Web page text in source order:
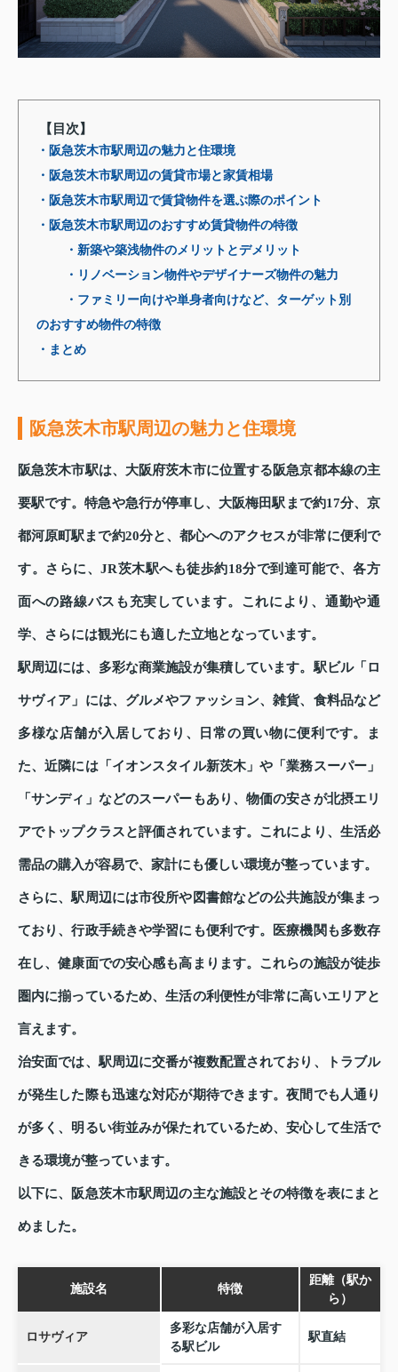
【目次】
・阪急茨木市駅周辺の魅力と住環境
・阪急茨木市駅周辺の賃貸市場と家賃相場
・阪急茨木市駅周辺で賃貸物件を選ぶ際のポイント
・阪急茨木市駅周辺のおすすめ賃貸物件の特徴
・新築や築浅物件のメリットとデメリット
・リノベーション物件やデザイナーズ物件の魅力
・ファミリー向けや単身者向けなど、ターゲット別
のおすすめ物件の特徴
・まとめ
阪急茨木市駅周辺の魅力と住環境
阪急茨木市駅は、大阪府茨木市に位置する阪急京都本線の主
要駅です。特急や急行が停車し、大阪梅田駅まで約17分、京
都河原町駅まで約20分と、都心へのアクセスが非常に便利で
す。さらに、JR茨木駅へも徒歩約18分で到達可能で、各方
面への路線バスも充実しています。これにより、通勤や通
学、さらには観光にも適した立地となっています。
駅周辺には、多彩な商業施設が集積しています。駅ビル「ロ
サヴィア」には、グルメやファッション、雑貨、食料品など
多様な店舗が入居しており、日常の買い物に便利です。ま
た、近隣には「イオンスタイル新茨木」や「業務スーパー」
「サンディ」などのスーパーもあり、物価の安さが北摂エリ
アでトップクラスと評価されています。これにより、生活必
需品の購入が容易で、家計にも優しい環境が整っています。
さらに、駅周辺には市役所や図書館などの公共施設が集まっ
ており、行政手続きや学習にも便利です。医療機関も多数存
在し、健康面での安心感も高まります。これらの施設が徒歩
圏内に揃っているため、生活の利便性が非常に高いエリアと
言えます。
治安面では、駅周辺に交番が複数配置されており、トラブル
が発生した際も迅速な対応が期待できます。夜間でも人通り
が多く、明るい街並みが保たれているため、安心して生活で
きる環境が整っています。
以下に、阪急茨木市駅周辺の主な施設とその特徴を表にまと
めました。
施設名 特徴
距離（駅か
ら）
ロサヴィア
多彩な店舗が入居す
る駅ビル
駅直結